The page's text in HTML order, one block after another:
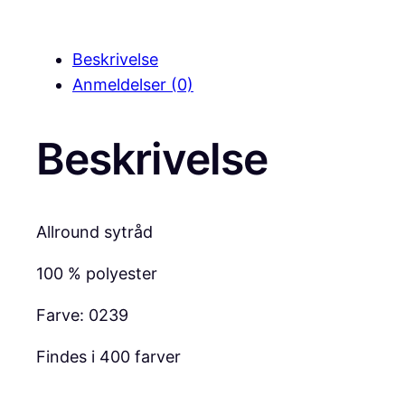
Beskrivelse
Anmeldelser (0)
Beskrivelse
Allround sytråd
100 % polyester
Farve: 0239
Findes i 400 farver